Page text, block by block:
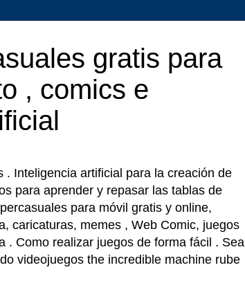
gratis para
, comics e
. Inteligencia artificial para la creación de
para aprender y repasar las tablas de
para móvil gratis y online,
caricaturas, memes , Web Comic, juegos
. Como realizar juegos de forma fácil . Sea
videojuegos the incredible machine rube